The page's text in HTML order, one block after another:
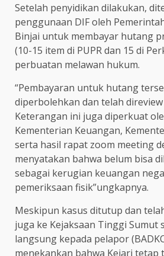
Setelah penyidikan dilakukan,
penggunaan DIF oleh
Binjai untuk membayar hutang
(10-15 item di PUPR dan 15 di
perbuatan melawan hukum.
“Pembayaran untuk hutang
diperbolehkan dan telah
Keterangan ini juga diperkuat
Kementerian Keuangan,
serta hasil rapat zoom meeting
menyatakan bahwa belum bisa
sebagai kerugian keuangan
pemeriksaan fisik”ungkapnya.
Meskipun kasus ditutup dan
juga ke Kejaksaan Tinggi Sumut
langsung kepada pelapor
menekankan bahwa Kejari tetap